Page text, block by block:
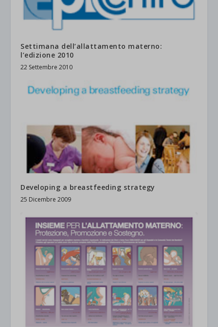
Settimana dell’allattamento materno:
l’edizione 2010
22 Settembre 2010
Developing a breastfeeding strategy
25 Dicembre 2009